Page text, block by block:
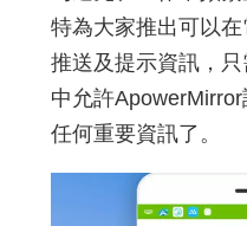
特為大家推出可以
推送及提示資訊，
中允許
任何重要資訊了。